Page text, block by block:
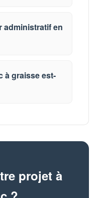
administratif en
à graisse est-
projet à